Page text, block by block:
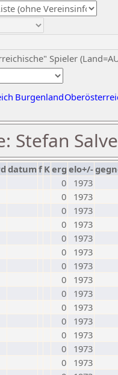
Spieler
Burgenland
Stefan
datumf Kerg elo+/-
0
1973
0
1973
0
1973
0
1973
0
1973
0
1973
0
1973
0
1973
0
1973
0
1973
0
1973
0
1973
0
1973
0
1973